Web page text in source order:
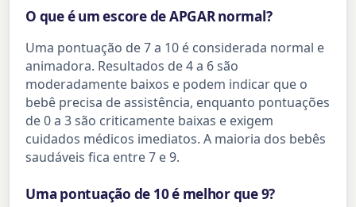
O que é um escore de APGAR normal?
Uma pontuação de 7 a 10 é considerada normal e
animadora. Resultados de 4 a 6 são
moderadamente baixos e podem indicar que o
bebê precisa de assistência, enquanto pontuações
de 0 a 3 são criticamente baixas e exigem
cuidados médicos imediatos. A maioria dos bebês
saudáveis fica entre 7 e 9.
Uma pontuação de 10 é melhor que 9?